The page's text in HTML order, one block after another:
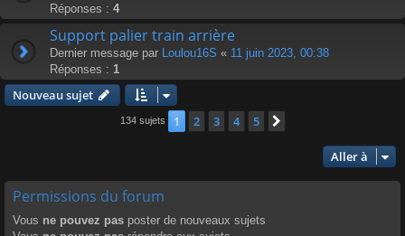
Réponses : 4
Support palier train arrière
Dernier message par Loulou16S « 11 juin 2023, 00:38
Réponses : 1
Nouveau sujet
134 sujets 1 2 3 4 5
Aller à
Permissions du forum
Vous ne pouvez pas poster de nouveaux sujets